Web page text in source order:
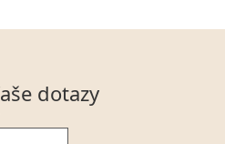
dotazy